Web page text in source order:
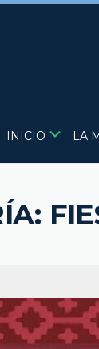
INICIO LA